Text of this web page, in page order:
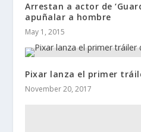
Arrestan a actor de
apuñalar a hombre
May 1, 2015
Pixar lanza el primer
November 20, 2017